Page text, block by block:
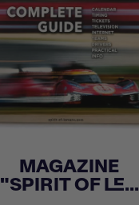
Achat express
MAGAZINE
"SPIRIT OF LE...